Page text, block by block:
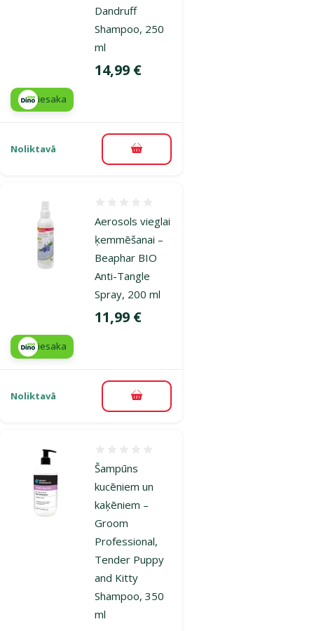
Dandruff
Shampoo, 250
ml
Cena
14,99 €
iesaka
Noliktavā Pievienot grozam
Aerosols vieglai
ķemmēšanai –
Beaphar BIO
Anti-Tangle
Spray, 200 ml
Cena
11,99 €
iesaka
Noliktavā Pievienot grozam
Šampūns
kucēniem un
kaķēniem –
Groom
Professional,
Tender Puppy
and Kitty
Shampoo, 350
ml